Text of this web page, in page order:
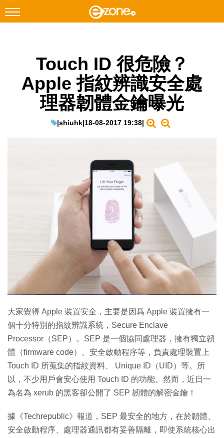
Facebook Instagram
科技焦點
生成式AI與雲端應用
Enterprise Digital Transformation
Touch ID 很危險？
Apple 指紋辨識安全處
理器韌體金鑰曝光
|shiuhk|18-08-2017 19:38|
大家覺得 Apple 裝置安全，主要是因爲 Apple 裝置擁有一
個十分特別的指紋辨識系統，Secure Enclave
Processor（SEP）。SEP 是一個協同處理器，擁有獨立韌
體（firmware code）、安全啟動程序等，負責處理裝置上
Touch ID 所蒐集的指紋資料、 Unique ID（UID）等。所
以，不少用戶會安心使用 Touch ID 的功能。然而，近日一
為名為 xerub 的黑客卻公開了 SEP 韌體的解密金鑰！
據《Techrepublic》報道，SEP 最安全的地方，在於韌體、
安全啟動程序、處理器通訊都有妥善隔離，即使系統核心出